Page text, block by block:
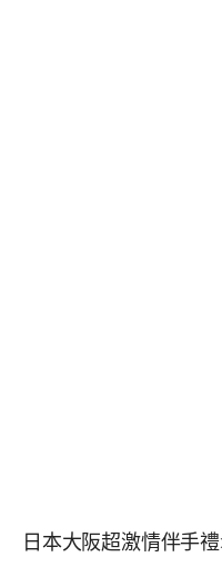
日本大阪超激情伴手